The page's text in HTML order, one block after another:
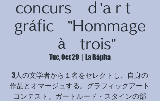
© Copyright
concurs ｄ’aｒt
gráfic ”Hommage
à trois”
Tue, Oct 29
  |
La Ràpita
3人の文学者から１名をセレクトし、自身の
作品とオマージュする。グラフィックアート
コンテスト。ガートルード・スタインの部